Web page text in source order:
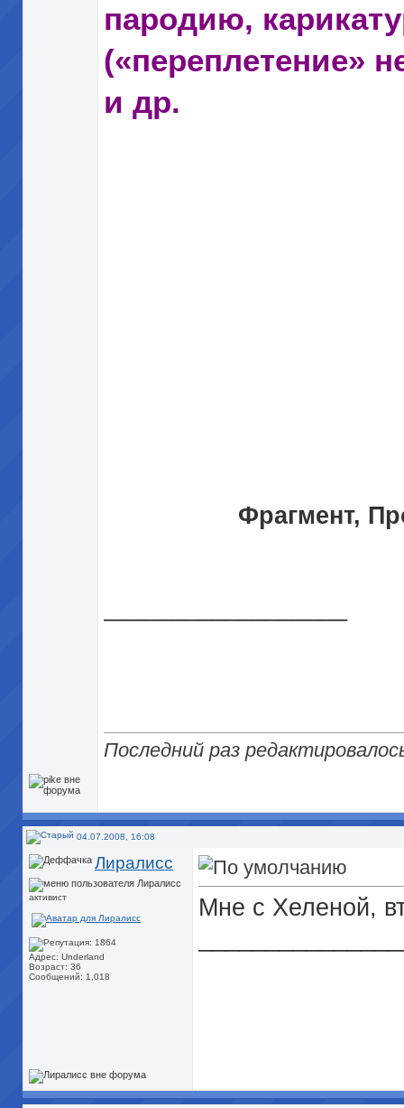
пародию,
(«переплетение»
и др.
Фрагмент,
Последний раз
04.07.2008, 16:08
Лиралисс
активист
Адрес: Underland
Возраст: 36
Сообщений: 1,018
Мне с Хеленой,